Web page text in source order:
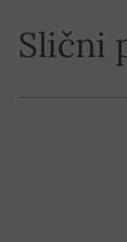
Slični